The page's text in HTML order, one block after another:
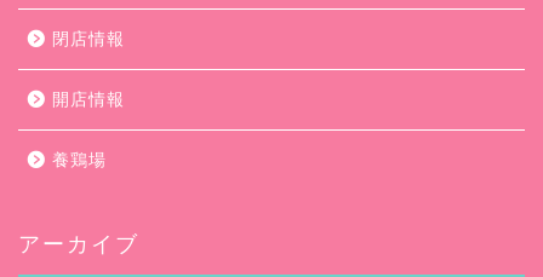
閉店情報
開店情報
養鶏場
アーカイブ